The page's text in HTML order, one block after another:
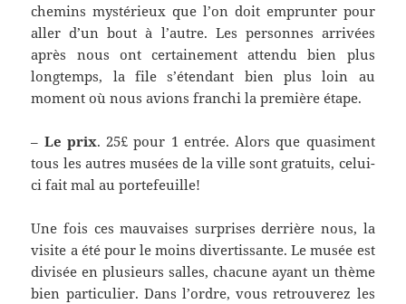
chemins mystérieux que l’on doit emprunter pour
aller d’un bout à l’autre. Les personnes arrivées
après nous ont certainement attendu bien plus
longtemps, la file s’étendant bien plus loin au
moment où nous avions franchi la première étape.
– Le prix. 25£ pour 1 entrée. Alors que quasiment
tous les autres musées de la ville sont gratuits, celui-
ci fait mal au portefeuille!
Une fois ces mauvaises surprises derrière nous, la
visite a été pour le moins divertissante. Le musée est
divisée en plusieurs salles, chacune ayant un thème
bien particulier. Dans l’ordre, vous retrouverez les